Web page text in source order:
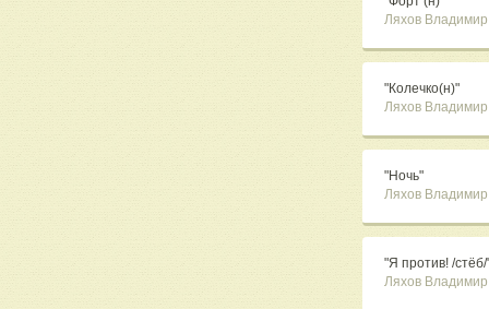
Ляхов Владимир
"Колечко(н)"
Ляхов Владимир
"Ночь"
Ляхов Владимир
"Я против! /стёб/
Ляхов Владимир